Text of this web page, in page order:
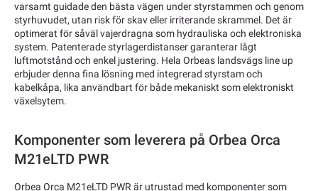
varsamt guidade den bästa vägen under styrstammen och genom
styrhuvudet, utan risk för skav eller irriterande skrammel. Det är
optimerat för såväl vajerdragna som hydrauliska och elektroniska
system. Patenterade styrlagerdistanser garanterar lågt
luftmotstånd och enkel justering. Hela Orbeas landsvägs line up
erbjuder denna fina lösning med integrerad styrstam och
kabelkåpa, lika användbart för både mekaniskt som elektroniskt
växelsytem.
Komponenter som leverera på Orbea Orca
M21eLTD PWR
Orbea Orca M21eLTD PWR är utrustad med komponenter som